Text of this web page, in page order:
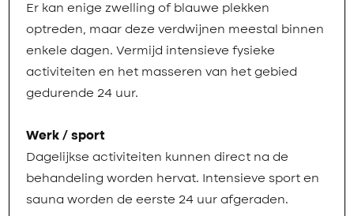
Er kan enige zwelling of blauwe plekken
optreden, maar deze verdwijnen meestal binnen
enkele dagen. Vermijd intensieve fysieke
activiteiten en het masseren van het gebied
gedurende 24 uur.
Werk / sport
Dagelijkse activiteiten kunnen direct na de
behandeling worden hervat. Intensieve sport en
sauna worden de eerste 24 uur afgeraden.